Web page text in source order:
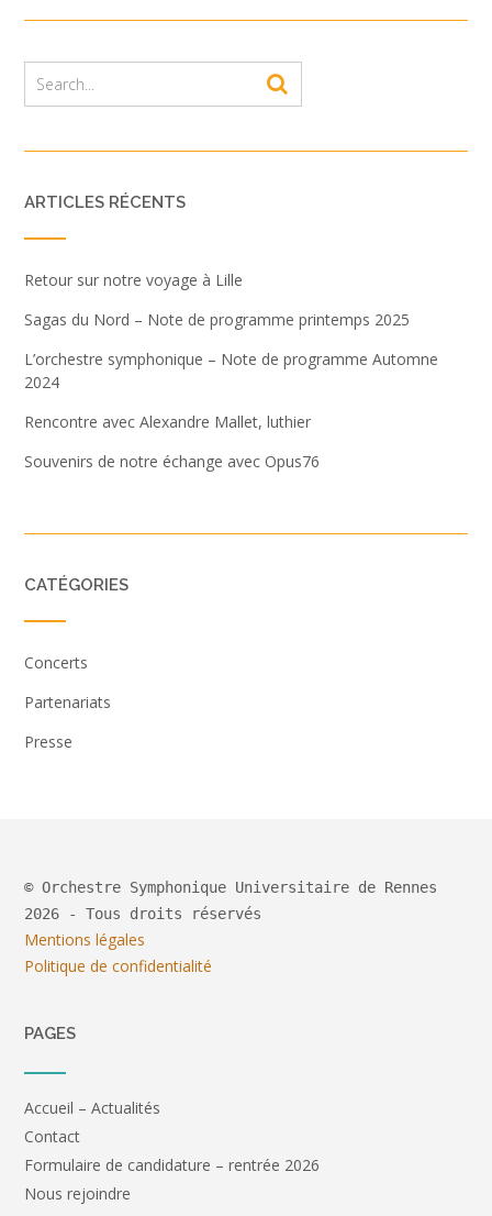
ARTICLES RÉCENTS
Retour sur notre voyage à Lille
Sagas du Nord – Note de programme printemps 2025
L’orchestre symphonique – Note de programme Automne
2024
Rencontre avec Alexandre Mallet, luthier
Souvenirs de notre échange avec Opus76
CATÉGORIES
Concerts
Partenariats
Presse
© Orchestre Symphonique Universitaire de Rennes
2026 - Tous droits réservés
Mentions légales
Politique de confidentialité
PAGES
Accueil – Actualités
Contact
Formulaire de candidature – rentrée 2026
Nous rejoindre